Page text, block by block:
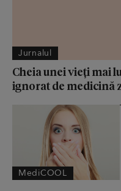
Jurnalul
Cheia unei vieți mai
ignorat de medicină
MediCOOL